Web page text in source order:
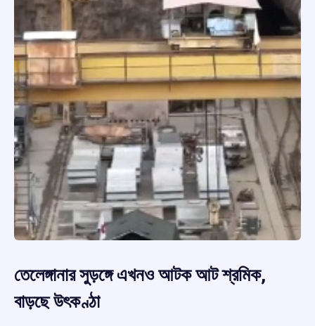
তেলেঙ্গানার সুড়ঙ্গে এখনও আটক আট শ্রমিক,
বাড়ছে উৎকণ্ঠা